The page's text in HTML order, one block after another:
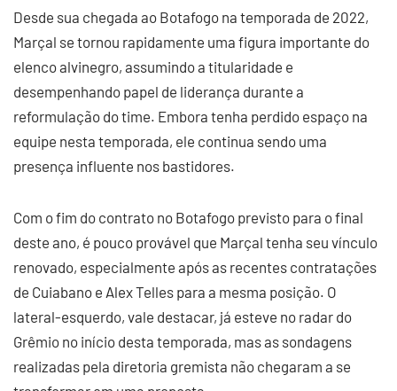
Desde sua chegada ao Botafogo na temporada de 2022,
Marçal se tornou rapidamente uma figura importante do
elenco alvinegro, assumindo a titularidade e
desempenhando papel de liderança durante a
reformulação do time. Embora tenha perdido espaço na
equipe nesta temporada, ele continua sendo uma
presença influente nos bastidores.
Com o fim do contrato no Botafogo previsto para o final
deste ano, é pouco provável que Marçal tenha seu vínculo
renovado, especialmente após as recentes contratações
de Cuiabano e Alex Telles para a mesma posição. O
lateral-esquerdo, vale destacar, já esteve no radar do
Grêmio no início desta temporada, mas as sondagens
realizadas pela diretoria gremista não chegaram a se